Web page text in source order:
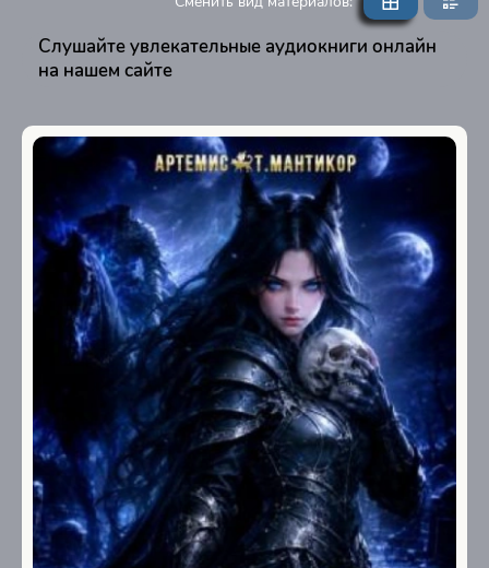
Слушайте увлекательные аудиокниги онлайн
на нашем сайте